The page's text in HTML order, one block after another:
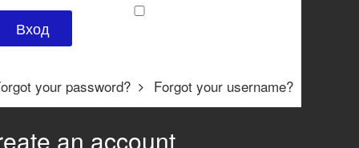
your password? Forgot your username?
an account